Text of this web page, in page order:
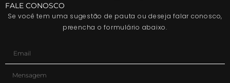
FALE CONOSCO
Se você tem uma sugestão de pauta ou deseja falar conosco,
preencha o formulário abaixo.